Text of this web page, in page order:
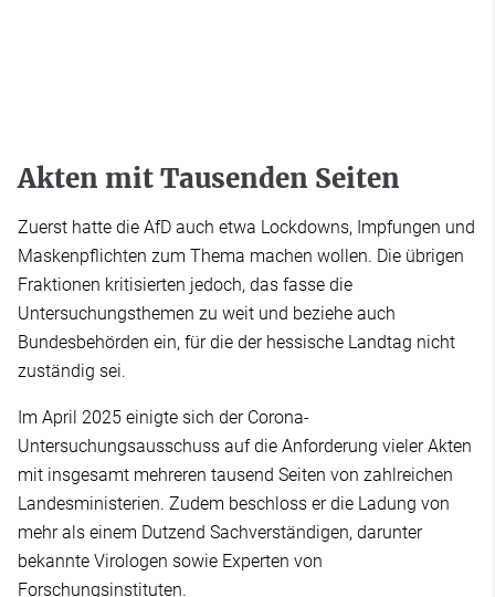
Akten mit Tausenden Seiten
Zuerst hatte die AfD auch etwa Lockdowns, Impfungen und
Maskenpflichten zum Thema machen wollen. Die übrigen
Fraktionen kritisierten jedoch, das fasse die
Untersuchungsthemen zu weit und beziehe auch
Bundesbehörden ein, für die der hessische Landtag nicht
zuständig sei.
Im April 2025 einigte sich der Corona-
Untersuchungsausschuss auf die Anforderung vieler Akten
mit insgesamt mehreren tausend Seiten von zahlreichen
Landesministerien. Zudem beschloss er die Ladung von
mehr als einem Dutzend Sachverständigen, darunter
bekannte Virologen sowie Experten von
Forschungsinstituten.